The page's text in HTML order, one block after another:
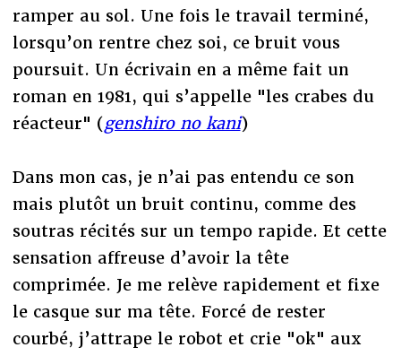
ramper au sol. Une fois le travail terminé,
lorsqu’on rentre chez soi, ce bruit vous
poursuit. Un écrivain en a même fait un
roman en 1981, qui s’appelle "les crabes du
réacteur" (genshiro no kani)
Dans mon cas, je n’ai pas entendu ce son
mais plutôt un bruit continu, comme des
soutras récités sur un tempo rapide. Et cette
sensation affreuse d’avoir la tête
comprimée. Je me relève rapidement et fixe
le casque sur ma tête. Forcé de rester
courbé, j’attrape le robot et crie "ok" aux